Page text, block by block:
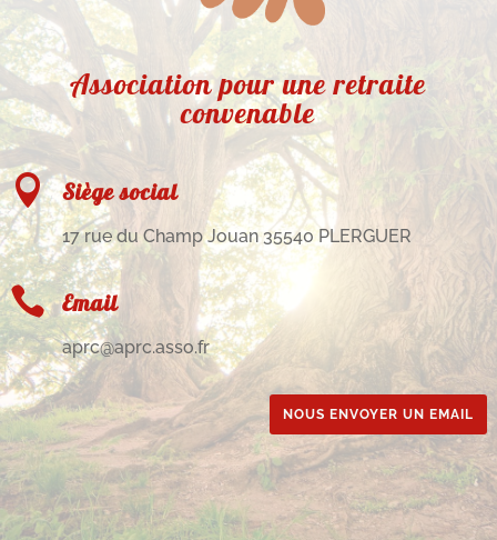
Association pour une retraite
convenable
 Siège social
17 rue du Champ Jouan 35540 PLERGUER
 Email
aprc@aprc.asso.fr
NOUS ENVOYER UN EMAIL